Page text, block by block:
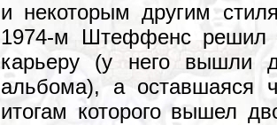
и некоторым другим
1974-м Штеффенс решил
карьеру (у него вышли
альбома), а оставшаяся
итогам которого вышел